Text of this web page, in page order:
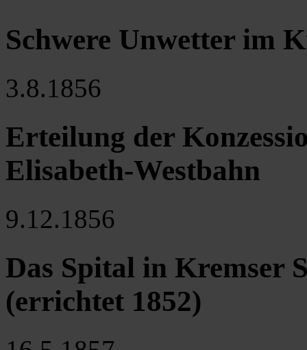
Schwere Unwetter im
3.8.1856
Erteilung der
Elisabeth-Westbahn
9.12.1856
Das Spital in Kremser
(errichtet 1852)